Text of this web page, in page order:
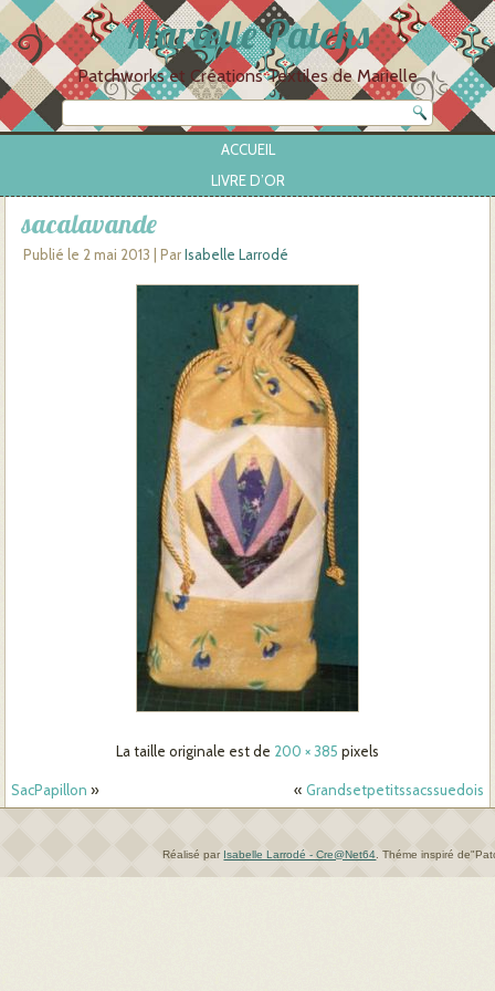
Marielle Patchs
Patchworks et Créations Textiles de Marielle
ACCUEIL
LIVRE D’OR
sacalavande
Publié le 2 mai 2013 |Par Isabelle Larrodé
La taille originale est de 200 × 385 pixels
SacPapillon » « Grandsetpetitssacssuedois
Réalisé par Isabelle Larrodé - Cre@Net64 Théme inspiré